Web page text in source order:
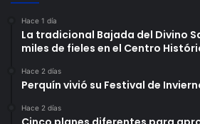
Hace 1 día
La tradicional Bajada del Divino
miles de fieles en el Centro
Hace 2 días
Perquín vivió su Festival de
Hace 2 días